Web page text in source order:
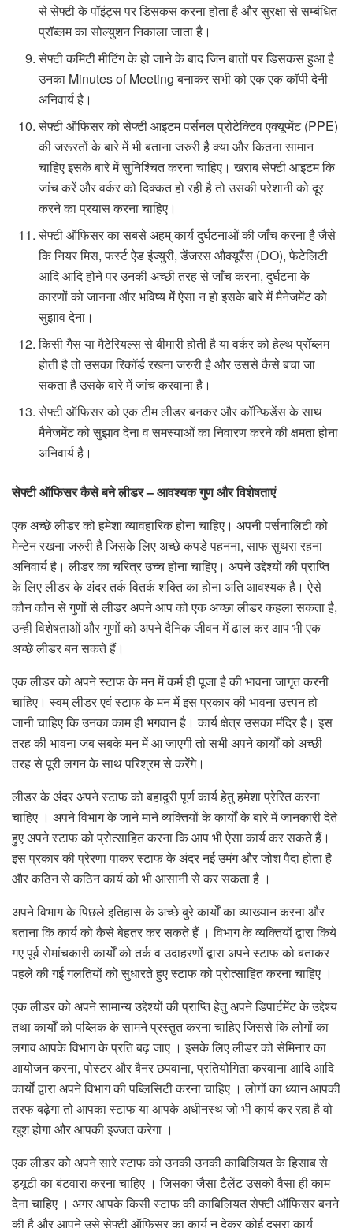
से सेफ्टी के पॉइंट्स पर डिसकस करना होता है और सुरक्षा से सम्बंधित
प्रॉब्लम का सोल्युशन निकाला जाता है।
सेफ्टी कमिटी मीटिंग के हो जाने के बाद जिन बातों पर डिसकस हुआ है
उनका Minutes of Meeting बनाकर सभी को एक एक कॉपी देनी
अनिवार्य है।
सेफ्टी ऑफिसर को सेफ्टी आइटम पर्सनल प्रोटेक्टिव एक्यूप्मेंट (PPE)
की जरूरतों के बारे में भी बताना जरुरी है क्या और कितना सामान
चाहिए इसके बारे में सुनिश्चित करना चाहिए। खराब सेफ्टी आइटम कि
जांच करें और वर्कर को दिक्कत हो रही है तो उसकी परेशानी को दूर
करने का प्रयास करना चाहिए।
सेफ्टी ऑफिसर का सबसे अहम् कार्य दुर्घटनाओं की जाँच करना है जैसे
कि नियर मिस, फर्स्ट ऐड इंज्युरी, डेंजरस औक्यूरैंस (DO), फेटेलिटी
आदि आदि होने पर उनकी अच्छी तरह से जाँच करना, दुर्घटना के
कारणों को जानना और भविष्य में ऐसा न हो इसके बारे में मैनेजमेंट को
सुझाव देना।
किसी गैस या मैटेरियल्स से बीमारी होती है या वर्कर को हेल्थ प्रॉब्लम
होती है तो उसका रिकॉर्ड रखना जरुरी है और उससे कैसे बचा जा
सकता है उसके बारे में जांच करवाना है।
सेफ्टी ऑफिसर को एक टीम लीडर बनकर और कॉन्फिडेंस के साथ
मैनेजमेंट को सुझाव देना व समस्याओं का निवारण करने की क्षमता होना
अनिवार्य है।
सेफ्टी ऑफिसर कैसे बने लीडर – आवश्यकगुणऔरविशेषताएं
एक अच्छे लीडर को हमेशा व्यावहारिक होना चाहिए। अपनी पर्सनालिटी को
मेन्टेन रखना जरुरी है जिसके लिए अच्छे कपडे पहनना, साफ सुथरा रहना
अनिवार्य है। लीडर का चरित्र उच्च होना चाहिए। अपने उद्देश्यों की प्राप्ति
के लिए लीडर के अंदर तर्क वितर्क शक्ति का होना अति आवश्यक है। ऐसे
कौन कौन से गुणों से लीडर अपने आप को एक अच्छा लीडर कहला सकता है,
उन्ही विशेषताओं और गुणों को अपने दैनिक जीवन में ढाल कर आप भी एक
अच्छे लीडर बन सकते हैं।
एक लीडर को अपने स्टाफ के मन में कर्म ही पूजा है की भावना जागृत करनी
चाहिए। स्वम् लीडर एवं स्टाफ के मन में इस प्रकार की भावना उत्त्पन हो
जानी चाहिए कि उनका काम ही भगवान है। कार्य क्षेत्र उसका मंदिर है। इस
तरह की भावना जब सबके मन में आ जाएगी तो सभी अपने कार्यों को अच्छी
तरह से पूरी लगन के साथ परिश्रम से करेंगे।
लीडर के अंदर अपने स्टाफ को बहादुरी पूर्ण कार्य हेतु हमेशा प्रेरित करना
चाहिए । अपने विभाग के जाने माने व्यक्तियों के कार्यों के बारे में जानकारी देते
हुए अपने स्टाफ को प्रोत्साहित करना कि आप भी ऐसा कार्य कर सकते हैं।
इस प्रकार की प्रेरणा पाकर स्टाफ के अंदर नई उमंग और जोश पैदा होता है
और कठिन से कठिन कार्य को भी आसानी से कर सकता है ।
अपने विभाग के पिछले इतिहास के अच्छे बुरे कार्यों का व्याख्यान करना और
बताना कि कार्य को कैसे बेहतर कर सकते हैं । विभाग के व्यक्तियों द्वारा किये
गए पूर्व रोमांचकारी कार्यों को तर्क व उदाहरणों द्वारा अपने स्टाफ को बताकर
पहले की गई गलतियों को सुधारते हुए स्टाफ को प्रोत्साहित करना चाहिए ।
एक लीडर को अपने सामान्य उद्देश्यों की प्राप्ति हेतु अपने डिपार्टमेंट के उद्देश्य
तथा कार्यों को पब्लिक के सामने प्रस्तुत करना चाहिए जिससे कि लोगों का
लगाव आपके विभाग के प्रति बढ़ जाए । इसके लिए लीडर को सेमिनार का
आयोजन करना, पोस्टर और बैनर छपवाना, प्रतियोगिता करवाना आदि आदि
कार्यों द्वारा अपने विभाग की पब्लिसिटी करना चाहिए । लोगों का ध्यान आपकी
तरफ बढ़ेगा तो आपका स्टाफ या आपके अधीनस्थ जो भी कार्य कर रहा है वो
खुश होगा और आपकी इज्जत करेगा ।
एक लीडर को अपने सारे स्टाफ को उनकी उनकी काबिलियत के हिसाब से
ड्यूटी का बंटवारा करना चाहिए । जिसका जैसा टैलेंट उसको वैसा ही काम
देना चाहिए । अगर आपके किसी स्टाफ की काबिलियत सेफ्टी ऑफिसर बनने
की है और आपने उसे सेफ्टी ऑफिसर का कार्य न देकर कोई दूसरा कार्य